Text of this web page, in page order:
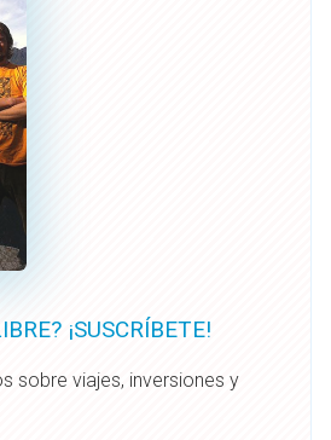
¡SUSCRÍBETE!
sobre viajes, inversiones y